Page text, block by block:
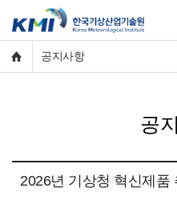
공지사항
공
2026년 기상청 혁신제품